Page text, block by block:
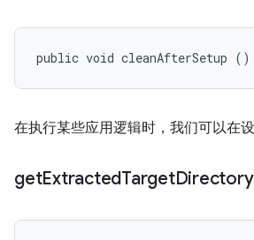
public void cleanAfterSetup ()
在执行某些应用逻辑时，我们可以在
getExtractedTargetDirectory